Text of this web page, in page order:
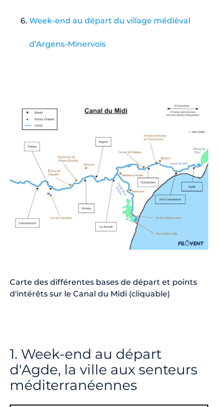
Week-end au départ du village médiéval
d’Argens-Minervois
Carte des différentes bases de départ et points
d'intérêts sur le Canal du Midi (cliquable)
1. Week-end au départ
d'Agde, la ville aux senteurs
méditerranéennes